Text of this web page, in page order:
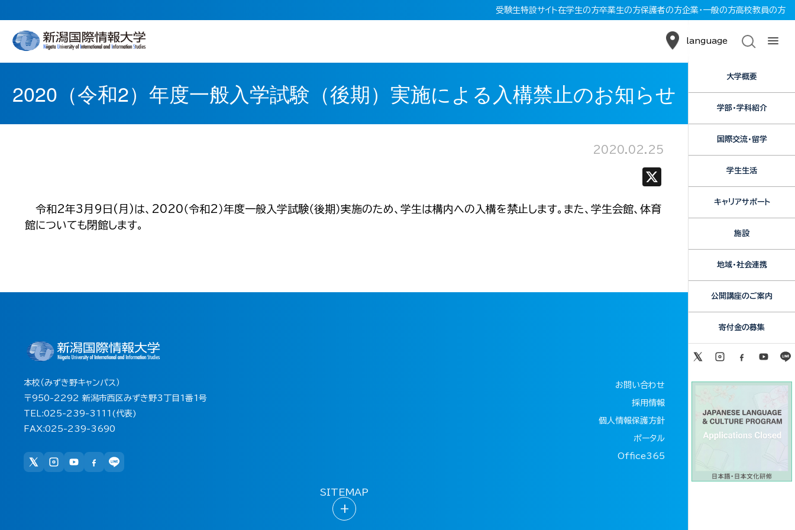
受験生特設サイト在学生の方卒業生の方保護者の方企業・一般の方高校教員の方
language
2020（令和2）年度一般入学試験（後期）実施による入構禁止のお知らせ
2020.02.25
令和2年3月9日(月)は、2020（令和2）年度一般入学試験（後期）実施のため、学生は構内への入構を禁止します。また、学生会館、体育
館についても閉館します。
大学概要
学部・学科紹介
国際交流・留学
学生生活
キャリアサポート
施設
地域・社会連携
公開講座のご案内
寄付金の募集
本校（みずき野キャンパス）
〒950-2292 新潟市西区みずき野3丁目1番1号
TEL:025-239-3111(代表)
FAX:025-239-3690
お問い合わせ
採用情報
個人情報保護方針
ポータル
Office365
SITEMAP
+